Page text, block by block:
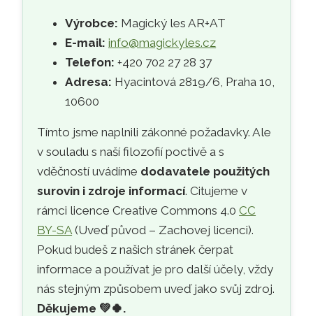
Výrobce: Magický les AR+AT
E-mail:info@magickyles.cz
Telefon: +420 702 27 28 37
Adresa: Hyacintová 2819/6, Praha 10,
10600
Tímto jsme naplnili zákonné požadavky. Ale
v souladu s naší filozofií poctivě a s
vděčností uvádíme dodavatele použitých
surovin i zdroje informací. Citujeme v
rámci licence Creative Commons 4.0CC
BY-SA (Uveď původ – Zachovej licenci).
Pokud budeš z našich stránek čerpat
informace a používat je pro další účely, vždy
nás stejným způsobem uveď jako svůj zdroj.
Děkujeme 💚🍀.